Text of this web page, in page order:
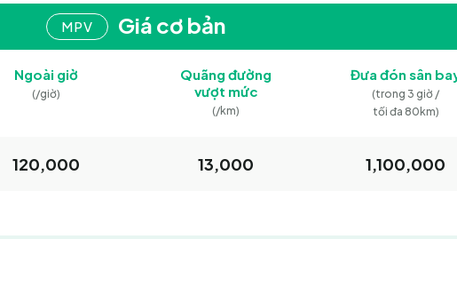
Hồ Chí Minh / Đà Nẵng
Hồ Chí Minh / Đà Nẵng
+84-28-3744-2281
MPV Giá cơ bản
Ngoài giờ
(/giờ)
Quãng đường
vượt mức
(/km)
Đưa đón sân
(trong 3 giờ /
tối đa 80km)
120,000 13,000 1,100,000